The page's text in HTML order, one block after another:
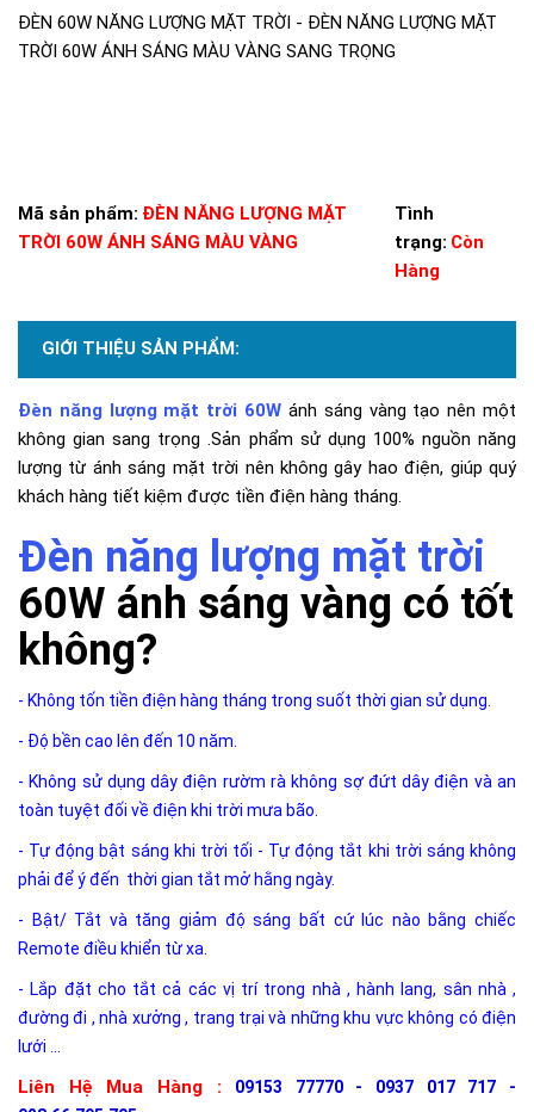
ĐÈN 60W NĂNG LƯỢNG MẶT TRỜI - ĐÈN NĂNG LƯỢNG MẶT
TRỜI 60W ÁNH SÁNG MÀU VÀNG SANG TRỌNG
Mã sản phẩm: ĐÈN NĂNG LƯỢNG MẶT
TRỜI 60W ÁNH SÁNG MÀU VÀNG
Tình
trạng: Còn
Hàng
GIỚI THIỆU SẢN PHẨM:
Đèn năng lượng mặt trời 60W ánh sáng vàng tạo nên một
không gian sang trọng .Sản phẩm sử dụng 100% nguồn năng
lượng từ ánh sáng mặt trời nên không gây hao điện, giúp quý
khách hàng tiết kiệm được tiền điện hàng tháng.
Đèn năng lượng mặt trời
60W ánh sáng vàng có tốt
không?
- Không tốn tiền điện hàng tháng trong suốt thời gian sử dụng.
- Độ bền cao lên đến 10 năm.
- Không sử dụng dây điện rườm rà không sợ đứt dây điện và an
toàn tuyệt đối về điện khi trời mưa bão.
- Tự động bật sáng khi trời tối - Tự động tắt khi trời sáng không
phải để ý đến thời gian tắt mở hằng ngày.
- Bật/ Tắt và tăng giảm độ sáng bất cứ lúc nào bằng chiếc
Remote điều khiển từ xa.
- Lắp đặt cho tắt cả các vị trí trong nhà , hành lang, sân nhà ,
đường đi , nhà xưởng , trang trại và những khu vực không có điện
lưới ...
Liên Hệ Mua Hàng :
09153 77770 - 0937 017 717 -